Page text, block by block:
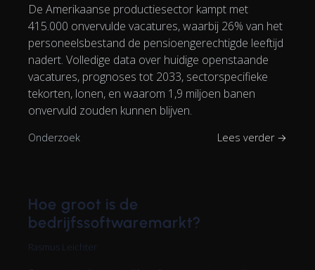
De Amerikaanse productiesector kampt met
415.000 onvervulde vacatures, waarbij 26% van het
personeelsbestand de pensioengerechtigde leeftijd
nadert. Volledige data over huidige openstaande
vacatures, prognoses tot 2033, sectorspecifieke
tekorten, lonen, en waarom 1,9 miljoen banen
onvervuld zouden kunnen blijven.
Onderzoek Lees verder →
Hoe groot is de
bedrijfssoftwaremarkt?
Rasmus Leichter